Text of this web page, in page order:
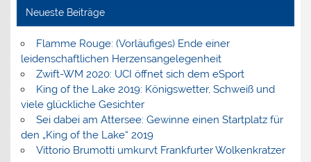
Neueste Beiträge
Flamme Rouge: (Vorläufiges) Ende einer
leidenschaftlichen Herzensangelegenheit
Zwift-WM 2020: UCI öffnet sich dem eSport
King of the Lake 2019: Königswetter, Schweiß und
viele glückliche Gesichter
Sei dabei am Attersee: Gewinne einen Startplatz für
den „King of the Lake“ 2019
Vittorio Brumotti umkurvt Frankfurter Wolkenkratzer